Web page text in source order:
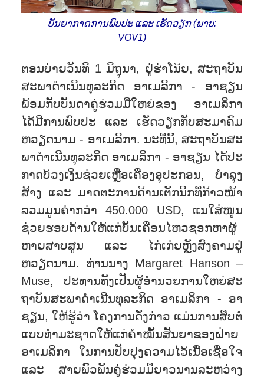
ບັນ​ຍາ​ກາດ​ການ​ພົບ​ປະ ແລະ ເຮັດ​ວຽກ (ພາບ:
VOV1)
ຕອນ​ບ່າຍ​ວັນ​ທີ 1 ມິ​ຖຸ​ນາ, ຢູ່​ຮ່າ​ໂນ້ຍ, ສະ​ຖາ​ບັນ​
ສະ​ພາ​ດຳ​ເນີນ​ທຸ​ລະ​ກິດ ອາ​ເມ​ລິ​ກາ - ອາ​ຊຽນ
ພ້ອມ​ກັບ​ບັນ​ດາ​ຄູ່​ຮ່ວມ​ມື​ໃຫຍ່​ຂອງ ອາ​ເມ​ລິ​ກາ
ໄດ້​ມີ​ການ​ພົ​ບ​ປະ ແລະ ເຮັດ​ວຽກ​ກັບ​ສະ​ມ​າ​ຄົມ
ຫວຽດ​ນາມ - ອາ​ເມ​ລິ​ກາ. ນະ​ທີ່​ນີ້, ສະ​ຖາ​ບັນ​ສະ​
ພາ​ດຳ​ເນີນ​ທຸ​ລະ​ກິດ ອາ​ເມ​ລິ​ກາ - ອາ​ຊຽນ ໄດ້​ປະ​
ກາດ​ບ້ວງ​ເງິນ​ຊ່ວຍ​ເຫຼືອ​ເຄື່ອງ​ອຸ​ປະ​ກອນ, ບຳ​ລຸງ​
ສ້າງ ແລະ ມາ​ດ​ຕະ​ການ​ດ້ານ​ເຕັກ​ນິກ​ທີ່​ກ້າວ​ໜ້າ
ລວມມ​ູນ​ຄ່າກວ່າ 450.000 USD, ແນ​ໃສ່​ໜູ​ນ​
ຊ່ວຍ​​ຮອບ​ດ້ານໃຫ້​ແກ່​ບັ້ນ​ເຄື່ອນ​ໄຫວ​ຊອກ​ຫາ​ຜູ້​
ຫາຍ​ສາບ​ສູນ ແລະ ໄກ່​ເກ່ຍຫຼັງ​ສົງ​ຄາມ​ຢູ່
ຫວຽດ​ນາມ. ທ່ານ​ນາງ Margaret Hanson –
Muse, ປະ​ທານ​ທັງ​ເປັນ​ຜູ້​ອຳ​ນວຍ​ການ​ໃຫຍ່​ສະ​
ຖາ​ບັນ​ສະ​ພາ​ດຳ​ເນີນ​ທຸ​ລະ​ກິດ ອາ​ເມ​ລິ​ກາ - ອາ​
ຊຽນ, ໃຫ້​ຮູ້​ວ່າ ໂຄງ​ການ​ດັ່ງ​ກ່າວ ແມ່ນ​ການ​ສືບ​ຕໍ່​
ແບບ​ທຳ​ມະ​ຊາດ​ໃຫ້​ແກ່​ຄຳ​ໝັ້ນ​ສັນ​ຍາ​ຂອງ​ຝ່າຍ
ອາ​ເມ​ລິ​ກາ ໃນ​ການ​ປັບ​ປຸງ​ຄວາມ​ໄວ້​ເນື້ອ​ເຊື່ອ​ໃຈ​
ແລະ ສາຍ​ພົ​ວ​ພັນ​ຄູ່​ຮ່ວມ​ມື​ຍາວ​ນານ​ລະ​ຫວ່າງ​